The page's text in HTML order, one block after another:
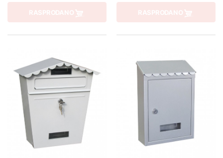
RASPRODANO RASPRODANO